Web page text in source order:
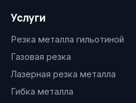
Услуги
Резка металла гильотиной
Газовая резка
Лазерная резка металла
Гибка металла